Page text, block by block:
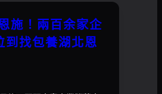
施！兩百余家企
到找包養湖北恩